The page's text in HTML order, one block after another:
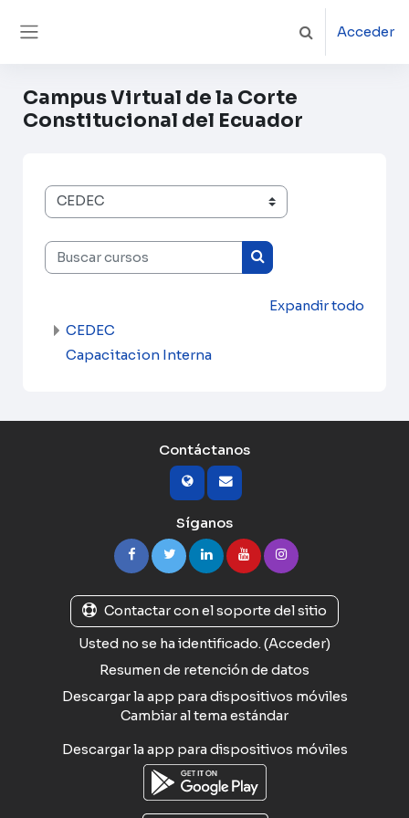
Selector de
Acceder
Campus Virtual de la Corte
Constitucional del Ecuador
Categorías
Buscar cursos
Buscar cursos
Expandir todo
CEDEC
Capacitacion Interna
Contáctanos
Síganos
Contactar con el soporte del sitio
Usted no se ha identificado. (Acceder)
Resumen de retención de datos
Descargar la app para dispositivos móviles
Cambiar al tema estándar
Descargar la app para dispositivos móviles